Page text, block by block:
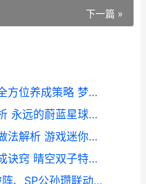
下一篇 »
《梦幻新诛仙》魔神殿仙友全方位养成策略 梦幻新诛仙贴吧
永远的蔚蓝星球公会对决解析 永远的蔚蓝星球礼包码
迷你世界手机游戏中的水桶做法解析 游戏迷你世界游戏
晴空双子特蕾西娅全方面养成诀窍 晴空双子特蕾西娅
《三国志·战略版》SP潘凤破阵、SP公孙瓒联动赵云战法配将全解析 三国志战略版最新完整攻略